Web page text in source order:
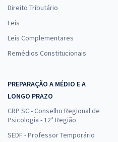
Direito Tributário
Leis
Leis Complementares
Remédios Constitucionais
PREPARAÇÃO A MÉDIO E A
LONGO PRAZO
CRP SC - Conselho Regional de
Psicologia - 12ª Região
SEDF - Professor Temporário